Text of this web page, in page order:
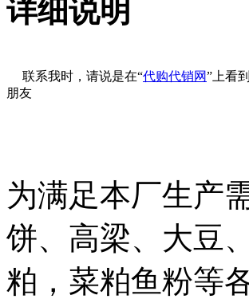
详细说明
联系我时，请说是在“代购代销网”上看
朋友
为满足本厂生产
饼、高梁、大豆
粕，菜粕鱼粉等